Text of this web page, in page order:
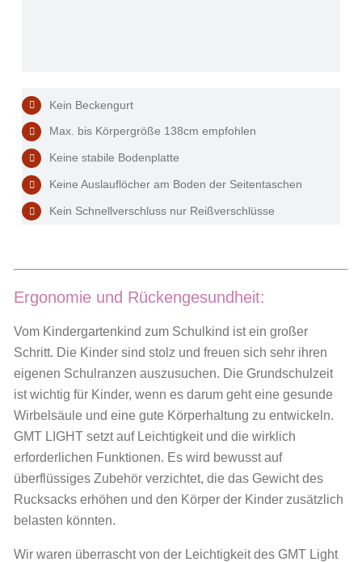
Kein Beckengurt
Max. bis Körpergröße 138cm empfohlen
Keine stabile Bodenplatte
Keine Auslauflöcher am Boden der Seitentaschen
Kein Schnellverschluss nur Reißverschlüsse
Ergonomie und Rückengesundheit:
Vom Kindergartenkind zum Schulkind ist ein großer
Schritt. Die Kinder sind stolz und freuen sich sehr ihren
eigenen Schulranzen auszusuchen. Die Grundschulzeit
ist wichtig für Kinder, wenn es darum geht eine gesunde
Wirbelsäule und eine gute Körperhaltung zu entwickeln.
GMT LIGHT setzt auf Leichtigkeit und die wirklich
erforderlichen Funktionen. Es wird bewusst auf
überflüssiges Zubehör verzichtet, die das Gewicht des
Rucksacks erhöhen und den Körper der Kinder zusätzlich
belasten könnten.
Wir waren überrascht von der Leichtigkeit des GMT Light